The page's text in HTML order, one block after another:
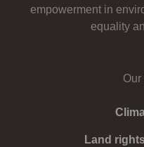
empowerment in
equality
Our
Land